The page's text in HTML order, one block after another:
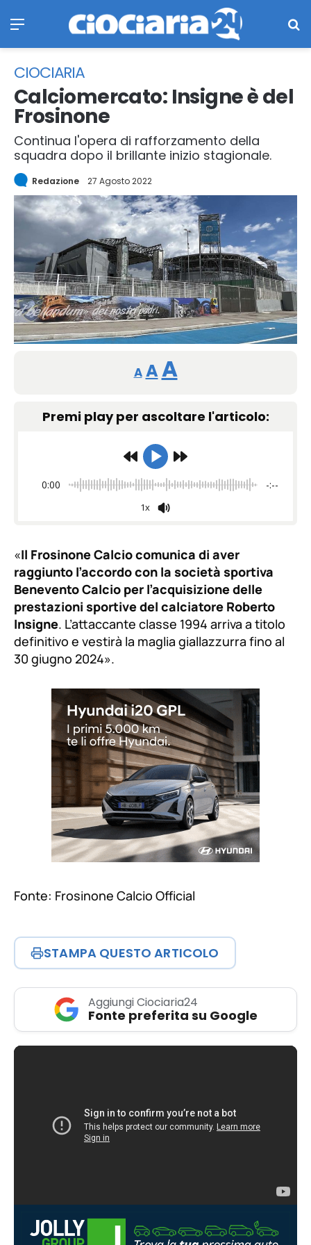
CIOCIARIA
Calciomercato: Insigne è del
Frosinone
Continua l'opera di rafforzamento della
squadra dopo il brillante inizio stagionale.
Redazione 27 Agosto 2022
A
Reducir
tamaño
fuente.
A Restablecer
de
fuente
AAumentar
tamaño
fuente.
Premi play per ascoltare l'articolo:
0:00 -:--
1x
«Il Frosinone Calcio comunica di aver
raggiunto l’accordo con la società sportiva
Benevento Calcio per l’acquisizione delle
prestazioni sportive del calciatore Roberto
Insigne. L’attaccante classe 1994 arriva a titolo
definitivo e vestirà la maglia giallazzurra fino al
30 giugno 2024».
Fonte: Frosinone Calcio Official
STAMPA QUESTO ARTICOLO
Aggiungi Ciociaria24
Fonte preferita su Google